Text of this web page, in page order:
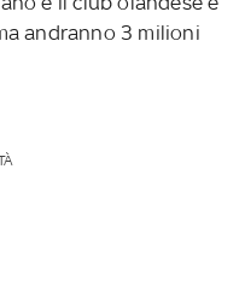
andranno 3 milioni